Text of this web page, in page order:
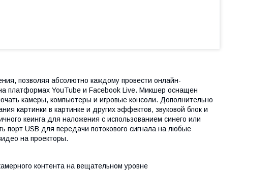
позволяя абсолютно каждому провести онлайн-
платформах YouTube и Facebook Live. Микшер оснащен
камеры, компьютеры и игровые консоли. Дополнительно
картинки в картинке и других эффектов, звуковой блок и
кеинга для наложения с использованием синего или
порт USB для передачи потокового сигнала на любые
на проекторы.
контента на вещательном уровне